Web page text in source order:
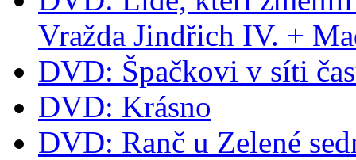
Vražda Jindřich IV. +
DVD: Špačkovi v síti
DVD: Krásno
DVD: Ranč u Zelené